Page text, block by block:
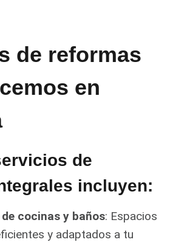
de reformas
en
de
incluyen:
cocinas y baños: Espacios
y adaptados a tu